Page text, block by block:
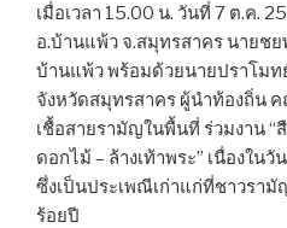
เมื่อเวลา 15.00 น. วันที่ 7 ต.ค.
อ.บ้านแพ้ว จ.สมุทรสาคร นายช
บ้านแพ้ว พร้อมด้วยนายปราโมท
จังหวัดสมุทรสาคร ผู้นำท้องถิ่น
เชื้อสายรามัญในพื้นที่ ร่วมงาน
ดอกไม้ – ล้างเท้าพระ” เนื่องใน
ซึ่งเป็นประเพณีเก่าแก่ที่ชาวรา
ร้อยปี